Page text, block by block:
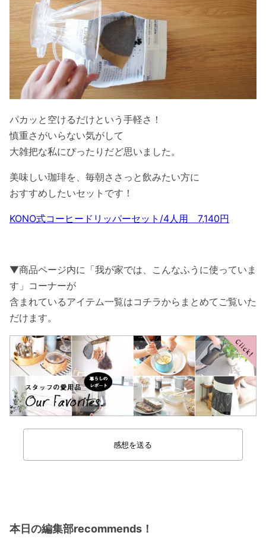
パカッと空けるだけという手軽さ！
慎重さがいらない気がして
大雑把な私にぴったりだど思いました。
美味しい珈琲を、毎朝ささっと飲みたい方に
おすすめしたいセットです！
KONO式コーヒードリッパーセット/4人用 7,140円
▼商品ページ内に「我が家では、こんなふうに使っていま
す」コーナーが
含まれているアイテム一覧はコチラからまとめてご覧いた
だけます。
感想を送る
本日の編集部recommends！